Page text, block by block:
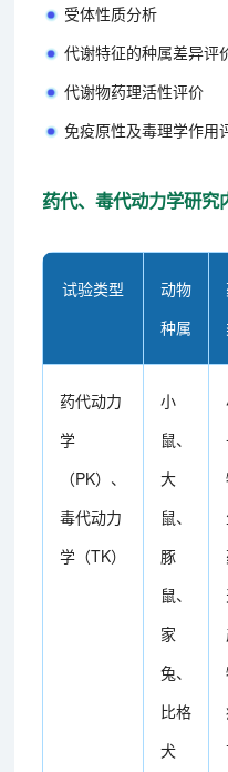
受体性质分析
代谢特征的种属差异评
代谢物药理活性评价
免疫原性及毒理学作用
药代、毒代动力学研究
试验类型
动物
种属
药代动力
学
（PK）、
毒代动力
学（TK）
小
鼠、
大
鼠、
豚
鼠、
家
兔、
比格
犬